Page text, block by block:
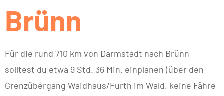
Brünn
Für die rund 710 km von Darmstadt nach Brünn
solltest du etwa 9 Std. 36 Min. einplanen (über den
Grenzübergang Waidhaus/Furth im Wald, keine Fähre